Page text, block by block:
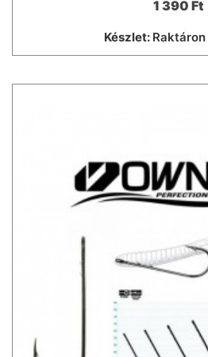
1 390 Ft
Készlet: Raktáron